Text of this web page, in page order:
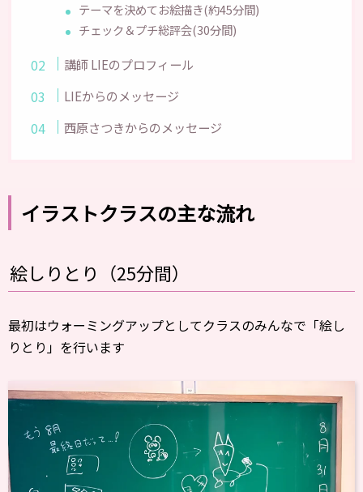
テーマを決めてお絵描き(約45分間)
チェック＆プチ総評会(30分間)
講師 LIEのプロフィール
LIEからのメッセージ
西原さつきからのメッセージ
イラストクラスの主な流れ
絵しりとり（25分間）
最初はウォーミングアップとしてクラスのみんなで「絵し
りとり」を行います